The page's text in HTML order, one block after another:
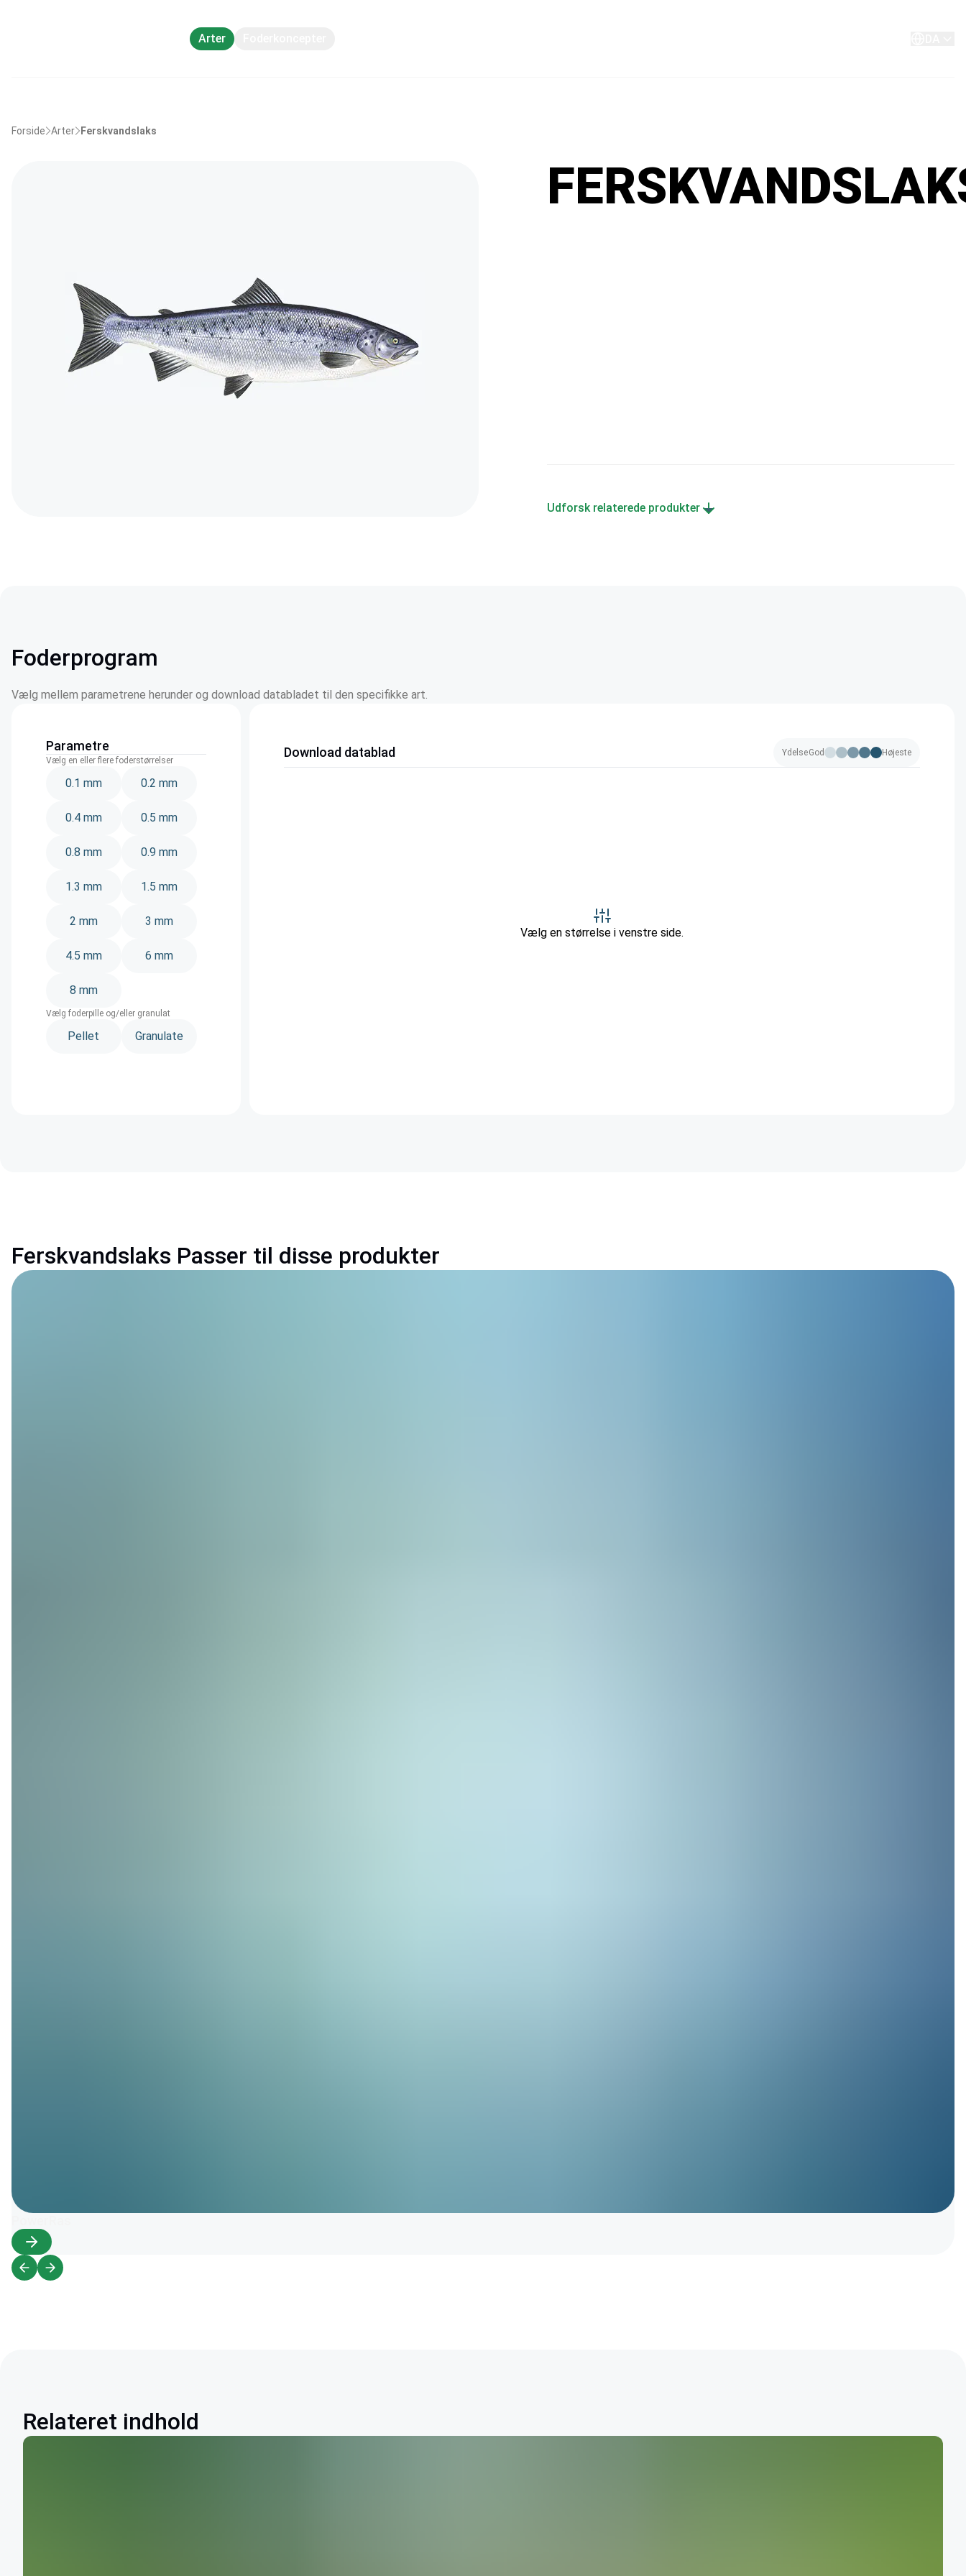
Arter
Forside Arter Ferskvandslaks
Udforsk relaterede produkter
Foderprogram
Vælg mellem parametrene herunder og download databladet til den specifikke art.
Parametre
Vælg en eller flere foderstørrelser
0.1 mm 0.2 mm
0.4 mm 0.5 mm
0.8 mm 0.9 mm
1.3 mm 1.5 mm
2 mm 3 mm
4.5 mm 6 mm
8 mm
Vælg foderpille og/eller granulat
Pellet Granulate
Download datablad YdelseGod Højeste
Vælg en størrelse i venstre side.
Ferskvandslaks Passer til disse produkter
Relateret indhold